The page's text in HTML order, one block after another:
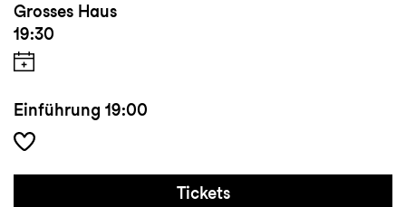
Grosses Haus
19:30
Einführung 19:00
Tickets